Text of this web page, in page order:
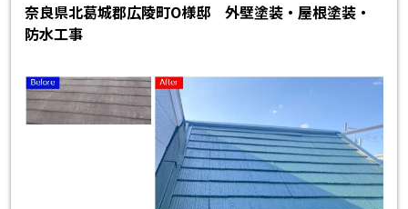
奈良県北葛城郡広陵町O様邸 外壁塗装・屋根塗装・
防水工事